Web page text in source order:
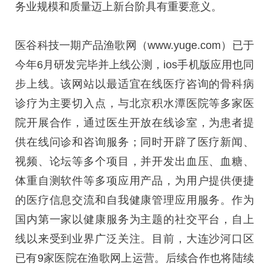
务业规模和质量迈上新台阶具有重要意义。
医谷科技一期产品渔歌网（www.yuge.com）已于
今年6月研发完毕并上线公测，ios手机版应用也同
步上线。该网站以最适宜在线医疗咨询的骨科病
诊疗为主要切入点，与北京积水潭医院等多家医
院开展合作，通过医生开放在线诊室，为患者提
供在线问诊和咨询服务；同时开辟了医疗新闻、
视频、论坛等多个项目，并开发出血压、血糖、
体重自测软件等多项应用产品，为用户提供便捷
的医疗信息交流和自我健康管理应用服务。作为
国内第一家以健康服务为主题的社交平台，自上
线以来受到业界广泛关注。目前，大连沙河口区
已有9家医院在渔歌网上运营。后续合作也将陆续